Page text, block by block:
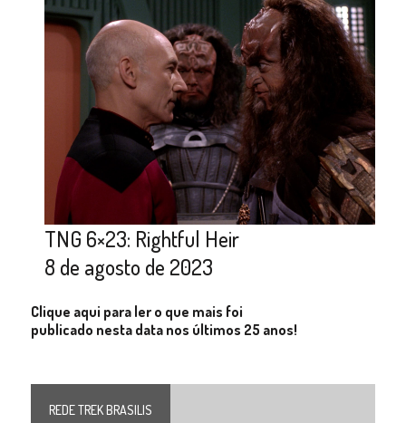
TNG 6×23: Rightful Heir
8 de agosto de 2023
Clique aqui para ler o que mais foi
publicado nesta data nos últimos 25 anos!
REDE TREK BRASILIS